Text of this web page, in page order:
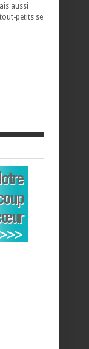
aussi
petits se